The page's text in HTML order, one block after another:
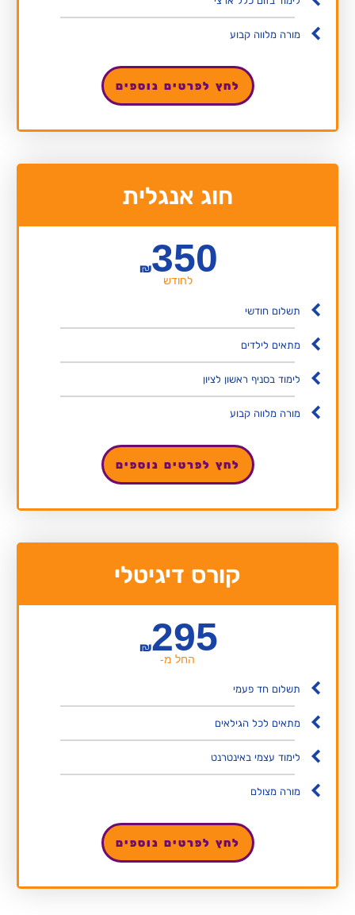
מורה מלווה קבוע
לחץ לפרטים נוספים
חוג אנגלית
₪350
לחודש
תשלום חודשי
מתאים לילדים
לימוד בסניף ראשון לציון
מורה מלווה קבוע
לחץ לפרטים נוספים
קורס דיגיטלי
₪295
החל מ-
תשלום חד פעמי
מתאים לכל הגילאים
לימוד עצמי באינטרנט
מורה מצולם
לחץ לפרטים נוספים